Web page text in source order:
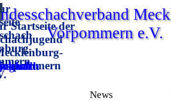
Vorpommern e.V.
News